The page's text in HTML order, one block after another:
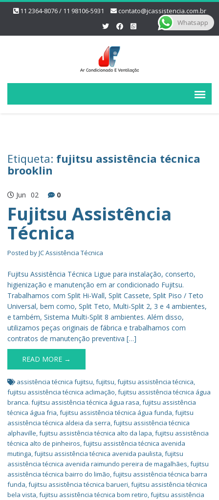
11 2364-8076 / 11 98106-5931 contato@jcassistencia.com.br
Etiqueta: fujitsu assistência técnica
brooklin
Jun 02 0
Fujitsu Assistência
Técnica
Posted byJC Assistência Técnica
Fujitsu Assistência Técnica Ligue para instalação, conserto,
higienização e manutenção em ar condicionado Fujitsu.
Trabalhamos com Split Hi-Wall, Split Cassete, Split Piso / Teto
Universal, bem como, Split Teto, Multi-Split 2, 3 e 4 ambientes,
e também, Sistema Multi-Split 8 ambientes. Além disso,
utilizamos peças originais de fábrica e trabalhamos com
contratos de manutenção preventiva […]
READ MORE →
assistência técnica fujitsu,fujitsu,fujitsu assistência técnica,
fujitsu assistência técnica aclimação,fujitsu assistência técnica água
branca. fujitsu assistência técnica água rasa,fujitsu assistência
técnica água fria,fujitsu assistência técnica água funda,fujitsu
assistência técnica aldeia da serra,fujitsu assistência técnica
alphaville,fujitsu assistência técnica alto da lapa,fujitsu assistência
técnica alto de pinheiros,fujitsu assistência técnica avenida
mutinga,fujitsu assistência técnica avenida paulista,fujitsu
assistência técnica avenida raimundo pereira de magalhães,fujitsu
assistência técnica bairro do limão,fujitsu assistência técnica barra
funda,fujitsu assistência técnica barueri,fujitsu assistência técnica
bela vista,fujitsu assistência técnica bom retiro,fujitsu assistência
Whatsapp